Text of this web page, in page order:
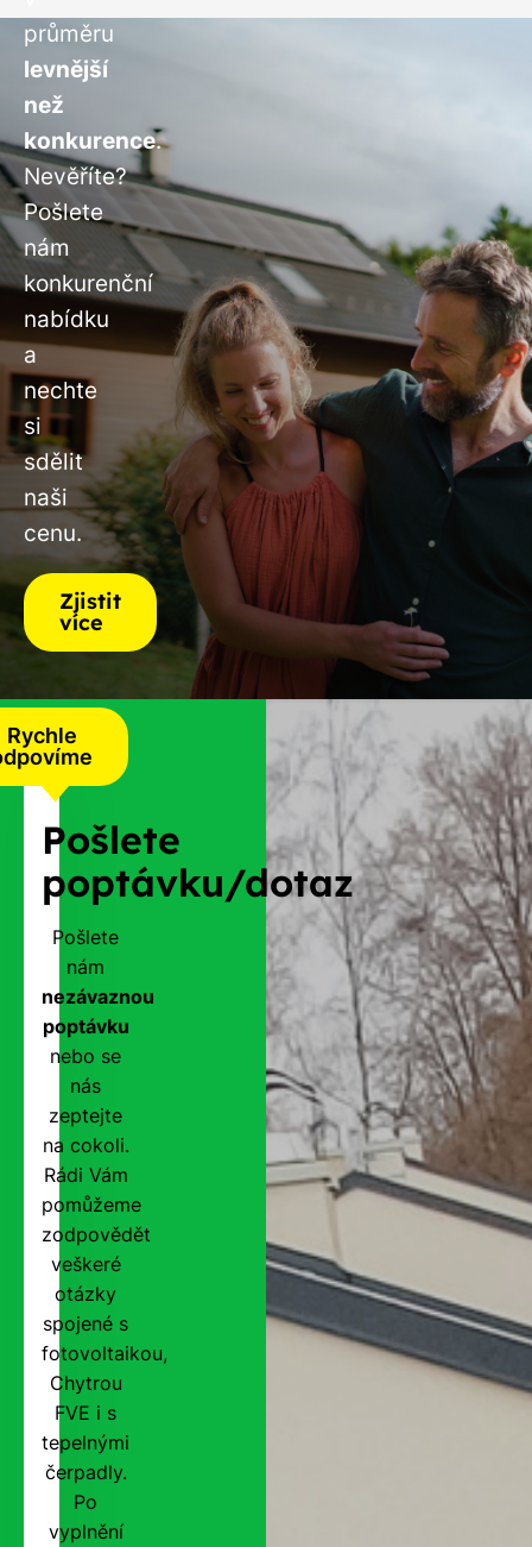
průměru
levnější
než
konkurence.
Nevěříte?
Pošlete
nám
konkurenční
nabídku
a
nechte
si
sdělit
naši
cenu.
Zjistit
více
Rychle
Pošlete
poptávku/dotaz
Pošlete
nám
nezávaznou
poptávku
nebo se
nás
zeptejte
na cokoli.
Rádi Vám
pomůžeme
zodpovědět
veškeré
otázky
spojené s
fotovoltaikou,
Chytrou
FVE i s
tepelnými
čerpadly.
Po
vyplnění